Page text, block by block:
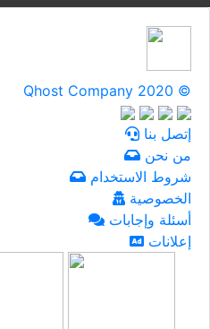
Qhost Company 2020 ©
إتصل بنا
من نحن
شروط الاستخدام
الخصوصية
أسئلة وإجابات
إعلانات